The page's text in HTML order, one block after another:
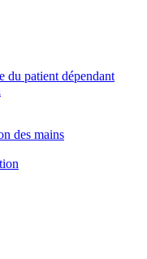
du patient dépendant
des mains